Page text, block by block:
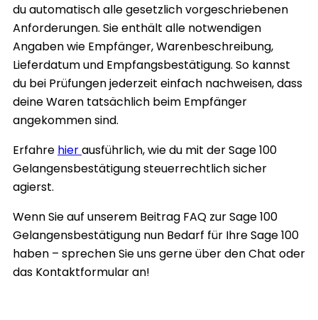
du automatisch alle gesetzlich vorgeschriebenen
Anforderungen. Sie enthält alle notwendigen
Angaben wie Empfänger, Warenbeschreibung,
Lieferdatum und Empfangsbestätigung. So kannst
du bei Prüfungen jederzeit einfach nachweisen, dass
deine Waren tatsächlich beim Empfänger
angekommen sind.
Erfahre hierausführlich, wie du mit der Sage 100
Gelangensbestätigung steuerrechtlich sicher
agierst.
Wenn Sie auf unserem Beitrag FAQ zur Sage 100
Gelangensbestätigung nun Bedarf für Ihre Sage 100
haben – sprechen Sie uns gerne über den Chat oder
das Kontaktformular an!